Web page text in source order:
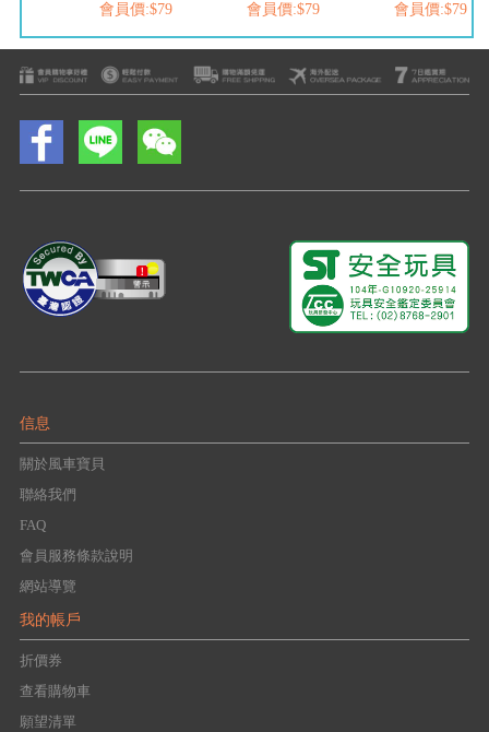
會員價:$79
會員價:$79
會員價:$79
信息
關於風車寶貝
聯絡我們
FAQ
會員服務條款說明
網站導覽
我的帳戶
折價券
查看購物車
願望清單